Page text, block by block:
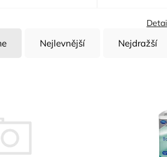
Nejlevnější Nejdražší